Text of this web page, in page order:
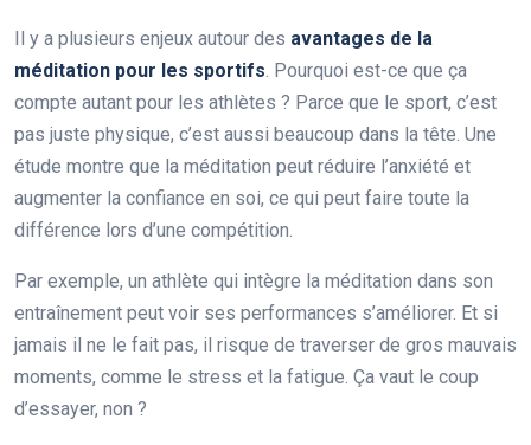
Il y a plusieurs enjeux autour des avantages de la
méditation pour les sportifs. Pourquoi est-ce que ça
compte autant pour les athlètes ? Parce que le sport, c’est
pas juste physique, c’est aussi beaucoup dans la tête. Une
étude montre que la méditation peut réduire l’anxiété et
augmenter la confiance en soi, ce qui peut faire toute la
différence lors d’une compétition.
Par exemple, un athlète qui intègre la méditation dans son
entraînement peut voir ses performances s’améliorer. Et si
jamais il ne le fait pas, il risque de traverser de gros mauvais
moments, comme le stress et la fatigue. Ça vaut le coup
d’essayer, non ?